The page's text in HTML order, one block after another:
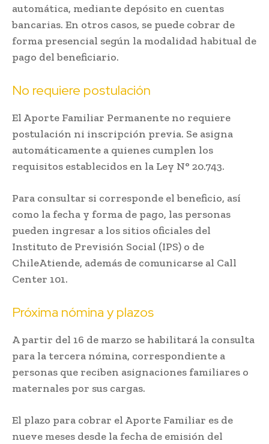
automática, mediante depósito en cuentas
bancarias. En otros casos, se puede cobrar de
forma presencial según la modalidad habitual de
pago del beneficiario.
No requiere postulación
El Aporte Familiar Permanente no requiere
postulación ni inscripción previa. Se asigna
automáticamente a quienes cumplen los
requisitos establecidos en la Ley N° 20.743.
Para consultar si corresponde el beneficio, así
como la fecha y forma de pago, las personas
pueden ingresar a los sitios oficiales del
Instituto de Previsión Social (IPS) o de
ChileAtiende, además de comunicarse al Call
Center 101.
Próxima nómina y plazos
A partir del 16 de marzo se habilitará la consulta
para la tercera nómina, correspondiente a
personas que reciben asignaciones familiares o
maternales por sus cargas.
El plazo para cobrar el Aporte Familiar es de
nueve meses desde la fecha de emisión del